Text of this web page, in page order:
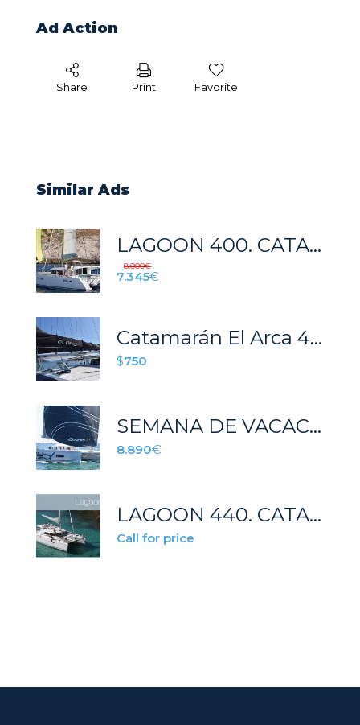
Ad Action
Share Print Favorite
Similar Ads
LAGOON 400. CATAMARÁN EN IBIZA
8.000€
7.345€
Catamarán El Arca 43′ – Angra dos Reis
$750
SEMANA DE VACACIONES EN UN CATAMARÁN IBIZA-FORMENTERA.
8.890€
LAGOON 440. CATAMARÁN EN IBIZA.
Call for price